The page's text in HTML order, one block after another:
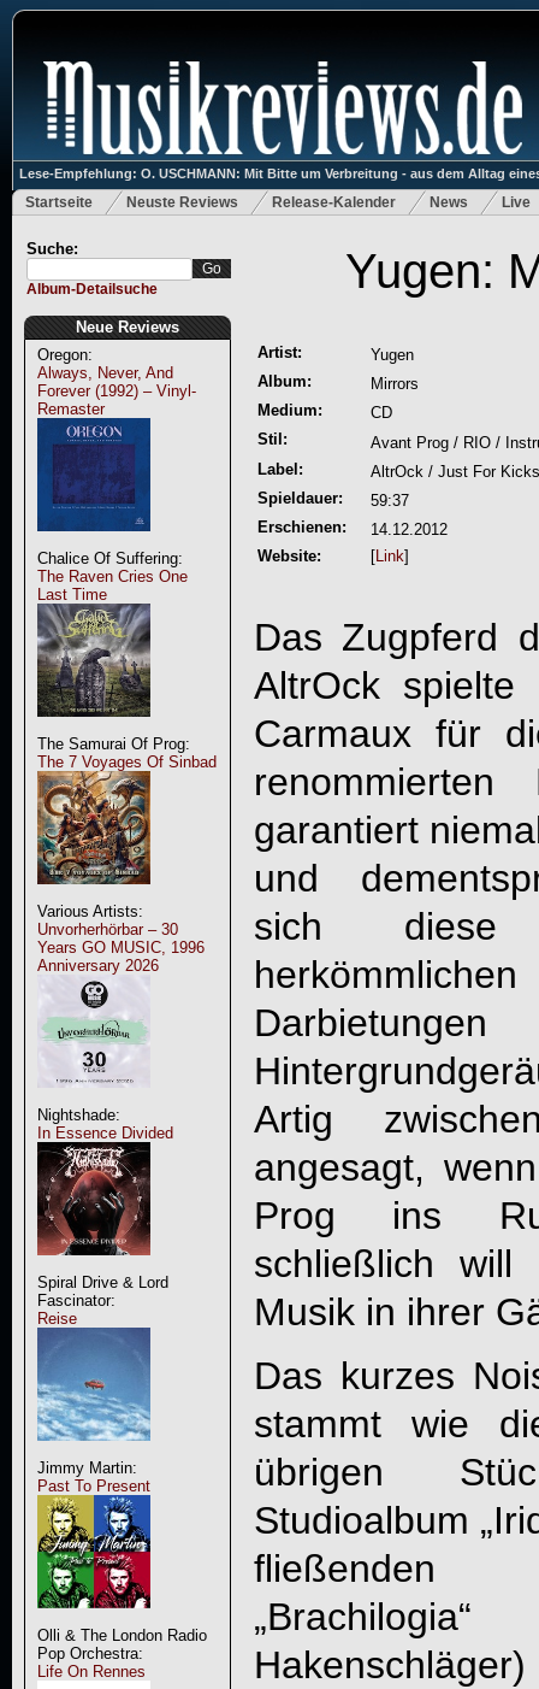
Lese-Empfehlung: O. USCHMANN: Mit Bitte um Verbreitung - aus dem Alltag
Startseite Neuste Reviews Release-Kalender News Live
Suche:
Album-Detailsuche
Neue Reviews
Oregon:
Always, Never, And
Forever (1992) – Vinyl-
Remaster
Chalice Of Suffering:
The Raven Cries One
Last Time
The Samurai Of Prog:
The 7 Voyages Of Sinbad
Various Artists:
Unvorherhörbar – 30
Years GO MUSIC, 1996
Anniversary 2026
Nightshade:
In Essence Divided
Spiral Drive & Lord
Fascinator:
Reise
Jimmy Martin:
Past To Present
Olli & The London Radio
Pop Orchestra:
Life On Rennes
Yugen:
Artist:
Yugen
Album:
Mirrors
Medium:
CD
Stil:
Avant Prog / RIO /
Label:
AltrOck / Just For Kicks
Spieldauer:
59:37
Erschienen:
14.12.2012
Website:
[Link]
Das Zugpferd
AltrOck spielte
Carmaux für
garantiert
und
sich diese
Artig
angesagt,
Prog ins
schließlich will
Musik in ihrer
Das kurzes
stammt wie
übrigen
Studioalbum
fließenden